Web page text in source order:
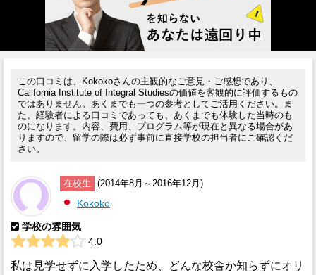
この口コミは、Kokokoさんの主観的なご意見・ご感想であり、
California Institute of Integral Studiesの価値を客観的に評価するもの
ではありません。あくまでも一つの参考としてご活用ください。ま
た、経験者による口コミであっても、あくまでも体験した当時のも
のになります。内容、費用、プログラム等が現在と異なる場合があ
りますので、留学の際は必ず事前に直接学校の担当者にご確認くだ
さい。
在校生 (2014年8月～2016年12月)
Kokoko
学校の雰囲気
4.0
私は見学せずに入学したため、どんな校舎か知らずにオリ